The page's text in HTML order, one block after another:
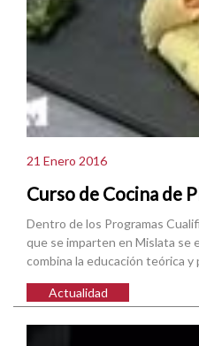
21 Enero 2016
Curso de Cocina de
Dentro de los Programas
que se imparten en Mislata se
combina la educación teórica y
Actualidad